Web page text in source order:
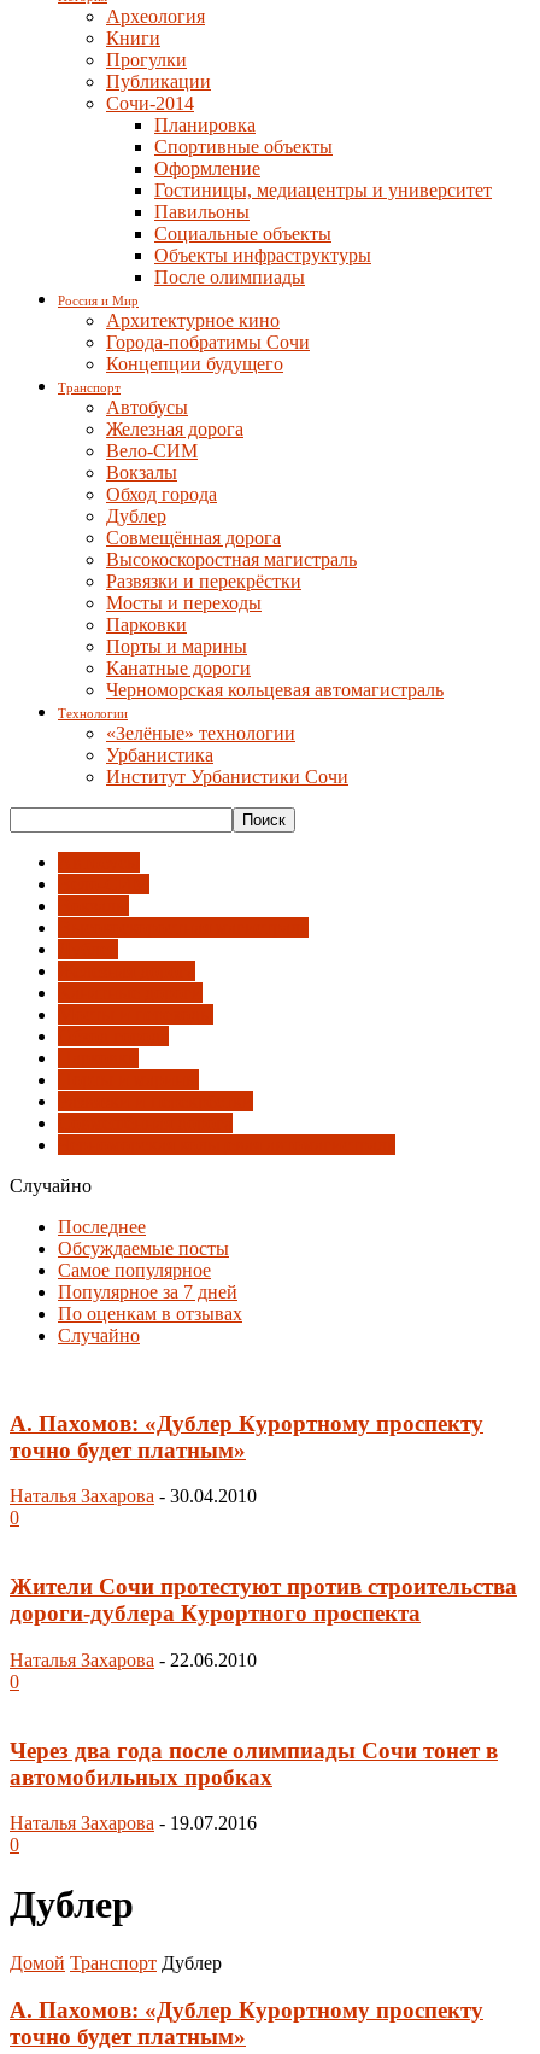
Археология
Книги
Прогулки
Публикации
Сочи-2014
Планировка
Спортивные объекты
Оформление
Гостиницы, медиацентры и университет
Павильоны
Социальные объекты
Объекты инфраструктуры
После олимпиады
Россия и Мир
Архитектурное кино
Города-побратимы Сочи
Концепции будущего
Транспорт
Автобусы
Железная дорога
Вело-СИМ
Вокзалы
Обход города
Дублер
Совмещённая дорога
Высокоскоростная магистраль
Развязки и перекрёстки
Мосты и переходы
Парковки
Порты и марины
Канатные дороги
Черноморская кольцевая автомагистраль
Технологии
«Зелёные» технологии
Урбанистика
Институт Урбанистики Сочи
Случайно
Последнее
Обсуждаемые посты
Самое популярное
Популярное за 7 дней
По оценкам в отзывах
Случайно
А. Пахомов: «Дублер Курортному проспекту
точно будет платным»
Наталья Захарова - 30.04.2010
0
Жители Сочи протестуют против строительства
дороги-дублера Курортного проспекта
Наталья Захарова - 22.06.2010
0
Через два года после олимпиады Сочи тонет в
автомобильных пробках
Наталья Захарова - 19.07.2016
0
Дублер
Домой Транспорт Дублер
А. Пахомов: «Дублер Курортному проспекту
точно будет платным»